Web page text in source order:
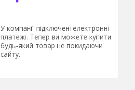
У компанії підключені електронні
платежі. Тепер ви можете купити
будь-який товар не покидаючи
сайту.